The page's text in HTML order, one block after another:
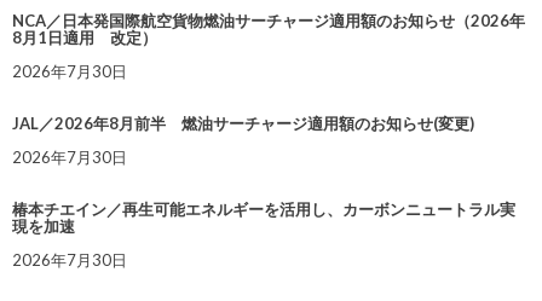
NCA／日本発国際航空貨物燃油サーチャージ適用額のお知らせ（2026年
8月1日適用 改定）
2026年7月30日
JAL／2026年8月前半 燃油サーチャージ適用額のお知らせ(変更)
2026年7月30日
椿本チエイン／再生可能エネルギーを活用し、カーボンニュートラル実
現を加速
2026年7月30日